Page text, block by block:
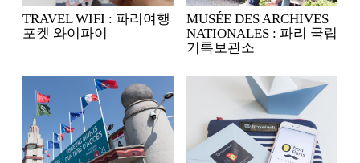
TRAVEL WIFI : 파리여행
포켓 와이파이
MUSÉE DES ARCHIVES
NATIONALES : 파리 국립
기록보관소